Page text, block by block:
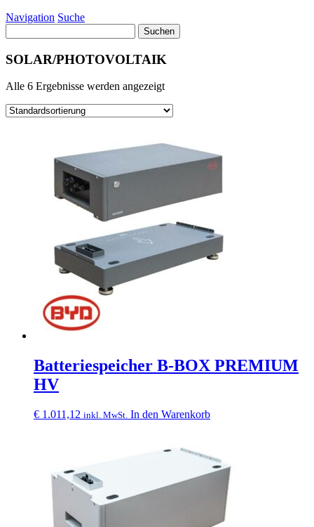
Navigation Suche
nach:
SOLAR/PHOTOVOLTAIK
Alle 6 Ergebnisse werden angezeigt
Batteriespeicher B-BOX PREMIUM
HV
€ 1.011,12 inkl. MwSt. In den Warenkorb